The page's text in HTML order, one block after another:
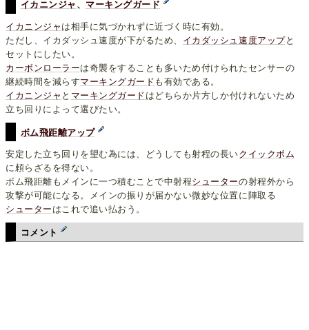
イカニンジャ 、 マーキングガード
イカニンジャ は相手に気づかれずに近づく時に有効。
ただし、イカダッシュ速度が下がるため、 イカダッシュ速度アップと
セットにしたい。
カーボンローラーは奇襲をすることも多いため付けられたセンサーの
継続時間を減らすマーキングガード も有効である。
イカニンジャ と マーキングガード はどちらか片方しか付けれないため
立ち回りによって選びたい。
ボム飛距離アップ
安定した立ち回りを望む為には、どうしても射程の長いクイックボム
に頼らざるを得ない。
ボム飛距離もメインに一つ積むことで中射程シューターの射程外から
攻撃が可能になる。メインの振りが届かない微妙な位置に陣取る
シューター はこれで追い払おう。
コメント